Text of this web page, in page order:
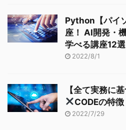
Python【パイ
座！ AI開発・
学べる講座12選
2022/8/1
【全て実務に
CODEの特
2022/7/29